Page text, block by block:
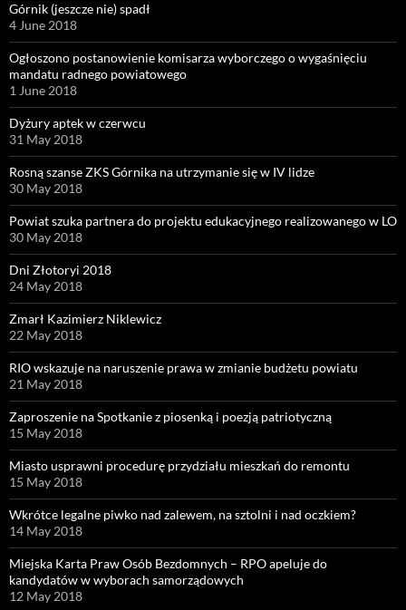
Górnik (jeszcze nie) spadł
4 June 2018
Ogłoszono postanowienie komisarza wyborczego o wygaśnięciu
mandatu radnego powiatowego
1 June 2018
Dyżury aptek w czerwcu
31 May 2018
Rosną szanse ZKS Górnika na utrzymanie się w IV lidze
30 May 2018
Powiat szuka partnera do projektu edukacyjnego realizowanego w LO
30 May 2018
Dni Złotoryi 2018
24 May 2018
Zmarł Kazimierz Niklewicz
22 May 2018
RIO wskazuje na naruszenie prawa w zmianie budżetu powiatu
21 May 2018
Zaproszenie na Spotkanie z piosenką i poezją patriotyczną
15 May 2018
Miasto usprawni procedurę przydziału mieszkań do remontu
15 May 2018
Wkrótce legalne piwko nad zalewem, na sztolni i nad oczkiem?
14 May 2018
Miejska Karta Praw Osób Bezdomnych – RPO apeluje do
kandydatów w wyborach samorządowych
12 May 2018